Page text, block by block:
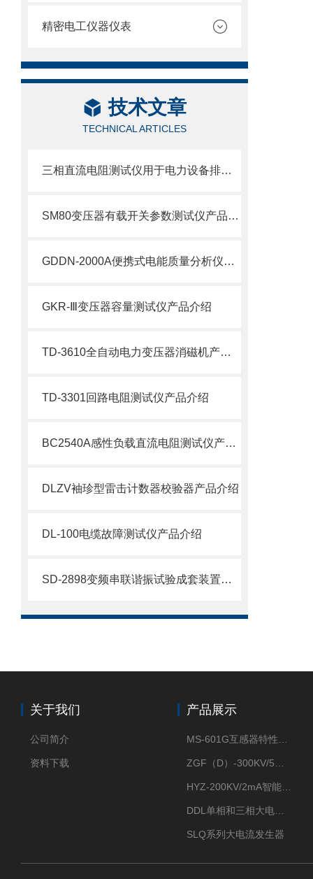
精密电工仪器仪表
技术文章
TECHNICAL ARTICLES
三相直流电阻测试仪用于电力设备排查隐患、预判故障
SM80变压器有载开关参数测试仪产品介绍
GDDN-2000A便携式电能质量分析仪产品介绍
GKR-Ⅲ变压器容量测试仪产品介绍
TD-3610全自动电力变压器消磁机产品介绍
TD-3301回路电阻测试仪产品介绍
BC2540A感性负载直流电阻测试仪产品介绍
DLZV袖珍型雷击计数器校验器产品介绍
DL-100电缆故障测试仪产品介绍
SD-2898变频串联谐振试验成套装置产品介绍
关于我们
公司简介
资料下载
产品展示
SLQ系列大电流发生器